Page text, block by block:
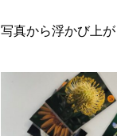
写真から浮かび上